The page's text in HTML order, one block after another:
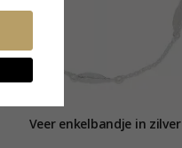
Veer enkelbandje in zilver